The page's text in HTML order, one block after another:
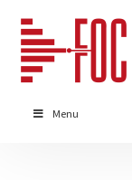
Menu